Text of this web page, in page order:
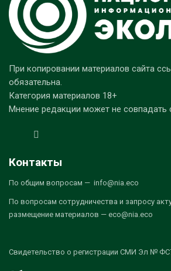
При копировании материалов сайта
обязательна.
Категория материалов 18+
Мнение редакции может не совпадать
Контакты
По общим вопросам — info@nia.eco
По вопросам сотрудничества и запросу
размещение материалов — eco@nia.eco
Свидетельство о регистрации СМИ Эл №